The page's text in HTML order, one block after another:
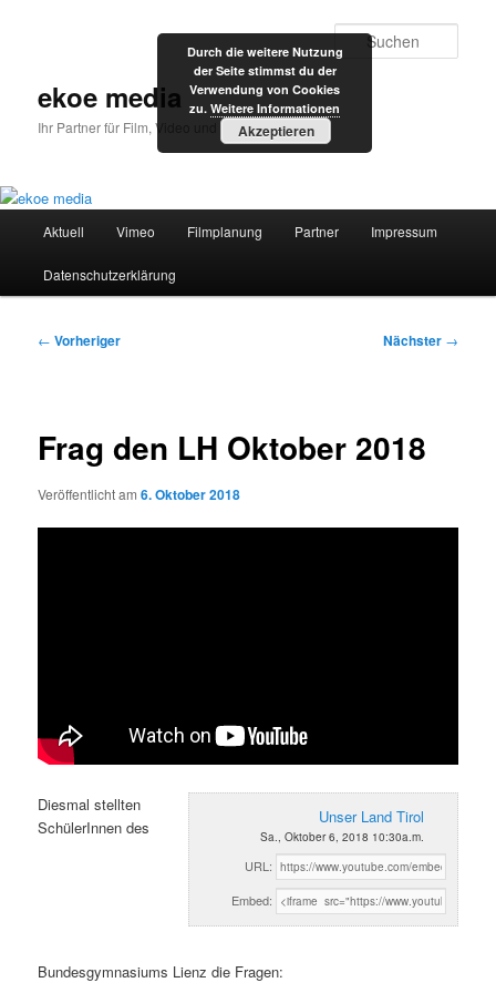
ekoe media
Ihr Partner für Film, Video und Internet
Aktuell Vimeo Filmplanung Partner Impressum
Datenschutzerklärung
Beitragsnavigation
← Vorheriger Nächster →
Frag den LH Oktober 2018
Veröffentlicht am6. Oktober 2018
Unser Land Tirol
Sa., Oktober 6, 2018 10:30a.m.
URL:
Embed:
Diesmal stellten
SchülerInnen des
Bundesgymnasiums Lienz die Fragen:
Durch die weitere Nutzung
der Seite stimmst du der
Verwendung von Cookies
zu. Weitere Informationen
Akzeptieren